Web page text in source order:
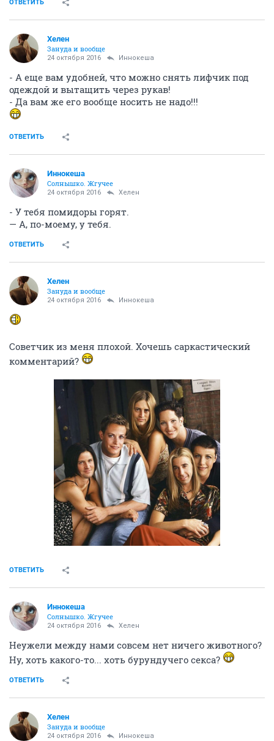
ОТВЕТИТЬ
Хелен
Зануда и вообще
24 октября 2016 Иннокеша
- А еще вам удобней, что можно снять лифчик под
одеждой и вытащить через рукав!
- Да вам же его вообще носить не надо!!!
ОТВЕТИТЬ
Иннокеша
Солнышко. Жгучее
24 октября 2016 Хелен
- У тебя помидоры горят.
— А, по-моему, у тебя.
ОТВЕТИТЬ
Хелен
Зануда и вообще
24 октября 2016 Иннокеша
Советчик из меня плохой. Хочешь саркастический
комментарий?
ОТВЕТИТЬ
Иннокеша
Солнышко. Жгучее
24 октября 2016 Хелен
Неужели между нами совсем нет ничего животного?
Ну, хоть какого-то... хоть бурундучего секса?
ОТВЕТИТЬ
Хелен
Зануда и вообще
24 октября 2016 Иннокеша